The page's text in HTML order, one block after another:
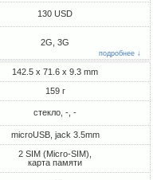
130 USD
2G, 3G
подробнее ↓
142.5 x 71.6 x 9.3 mm
159 г
стекло, -, -
microUSB, jack 3.5mm
2 SIM (Micro-SIM),
карта памяти